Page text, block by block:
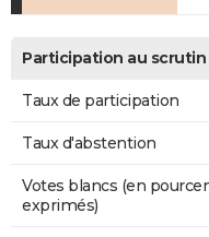
Participation au scrutin
Taux de participation
Taux d'abstention
Votes blancs (en
exprimés)